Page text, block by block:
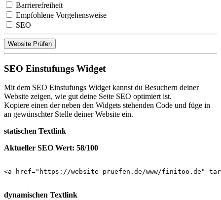
Barrierefreiheit
Empfohlene Vorgehensweise
SEO
Website Prüfen
SEO Einstufungs Widget
Mit dem SEO Einstufungs Widget kannst du Besuchern deiner
Website zeigen, wie gut deine Seite SEO optimiert ist.
Kopiere einen der neben den Widgets stehenden Code und füge in
an gewünschter Stelle deiner Website ein.
statischen Textlink
Aktueller SEO Wert: 58/100
<a href="https://website-pruefen.de/www/finitoo.de"
dynamischen Textlink